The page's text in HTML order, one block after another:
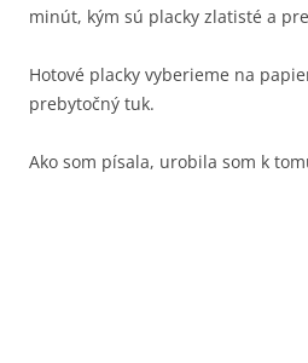
minút, kým sú placky zlatisté a
Hotové placky vyberieme na
prebytočný tuk.
Ako som písala, urobila som k